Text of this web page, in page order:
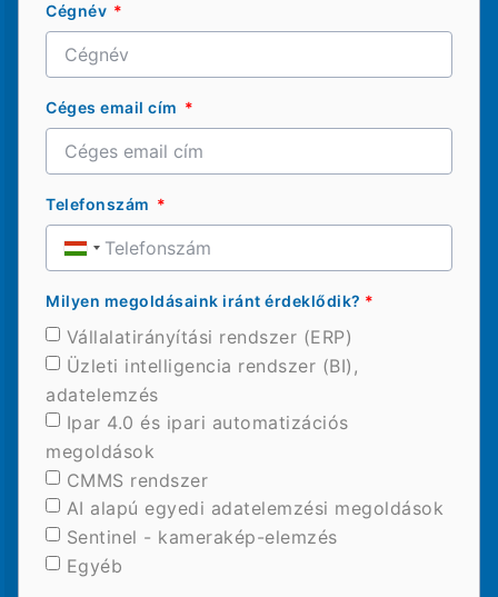
Cégnév
Céges email cím
Telefonszám
Hungary
Milyen megoldásaink iránt érdeklődik? *
Vállalatirányítási rendszer (ERP)
Üzleti intelligencia rendszer (BI),
adatelemzés
Ipar 4.0 és ipari automatizációs
megoldások
CMMS rendszer
AI alapú egyedi adatelemzési megoldások
Sentinel - kamerakép-elemzés
Egyéb